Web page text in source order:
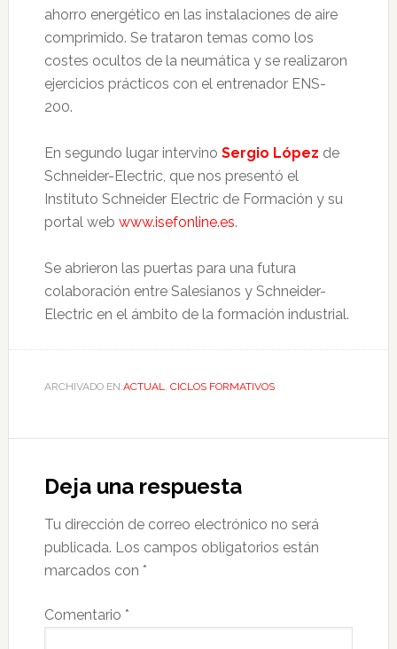
ahorro energético en las instalaciones de aire
comprimido. Se trataron temas como los
costes ocultos de la neumática y se realizaron
ejercicios prácticos con el entrenador ENS-
200.
En segundo lugar intervino Sergio López de
Schneider-Electric, que nos presentó el
Instituto Schneider Electric de Formación y su
portal web www.isefonline.es.
Se abrieron las puertas para una futura
colaboración entre Salesianos y Schneider-
Electric en el ámbito de la formación industrial.
ARCHIVADO EN:ACTUAL CICLOS FORMATIVOS
Deja una respuesta
Tu dirección de correo electrónico no será
publicada. Los campos obligatorios están
marcados con *
Comentario *